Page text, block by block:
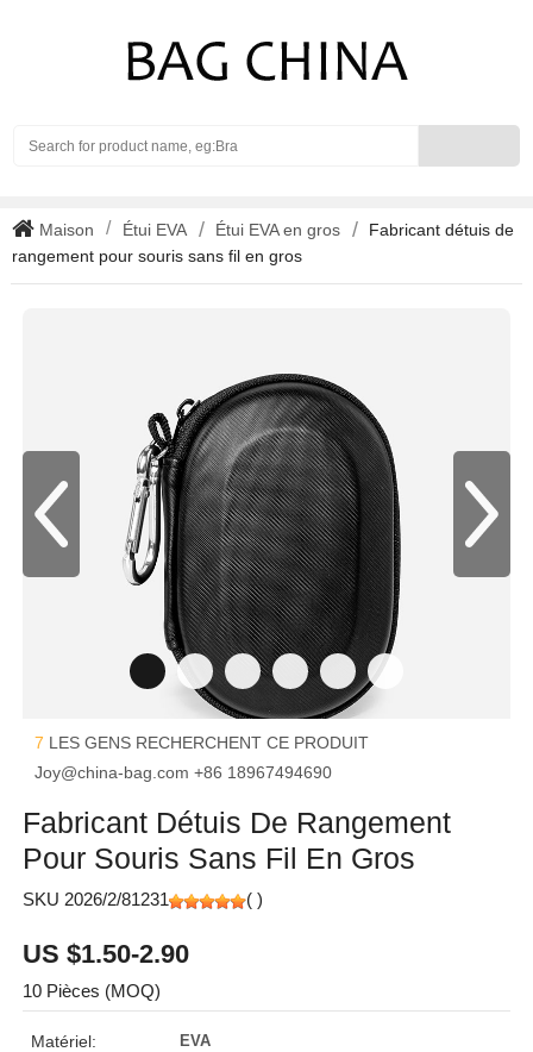
Maison Étui EVA Étui EVA en gros
Fabricant détuis de
rangement pour souris sans fil en gros
7 LES GENS RECHERCHENT CE PRODUIT
Joy@china-bag.com +86 18967494690
Fabricant Détuis De Rangement
Pour Souris Sans Fil En Gros
SKU 2026/2/81231 ( )
US $1.50-2.90
10 Pièces (MOQ)
Matériel: EVA